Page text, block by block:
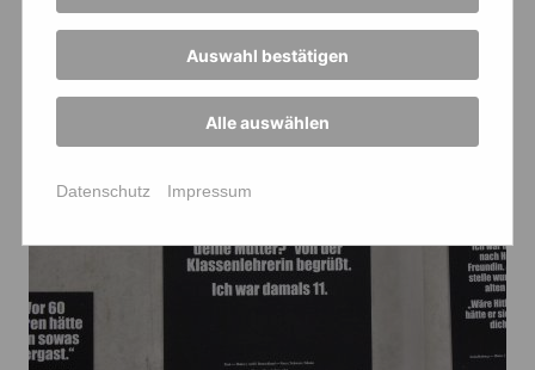
Auswahl bestätigen
Alle auswählen
Datenschutz Impressum